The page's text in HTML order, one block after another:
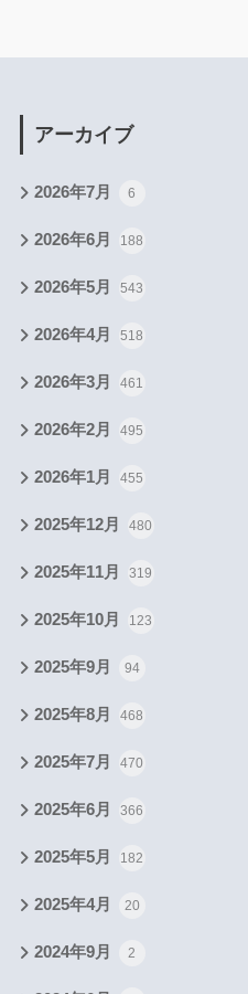
アーカイブ
2026年7月 6
2026年6月 188
2026年5月 543
2026年4月 518
2026年3月 461
2026年2月 495
2026年1月 455
2025年12月 480
2025年11月 319
2025年10月 123
2025年9月 94
2025年8月 468
2025年7月 470
2025年6月 366
2025年5月 182
2025年4月 20
2024年9月 2